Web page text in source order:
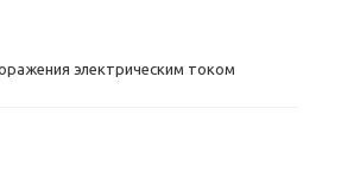
электрическим током